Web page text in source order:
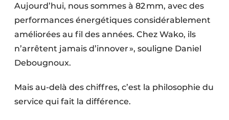
Aujourd’hui, nous sommes à 82 mm, avec des
performances énergétiques considérablement
améliorées au fil des années. Chez Wako, ils
n’arrêtent jamais d’innover », souligne Daniel
Debougnoux.
Mais au-delà des chiffres, c’est la philosophie du
service qui fait la différence.